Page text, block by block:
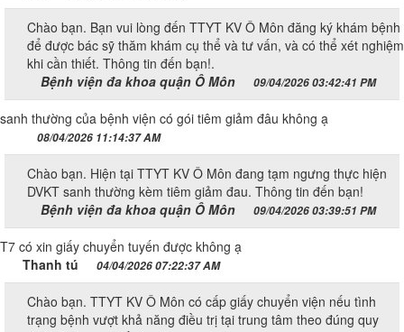
Chào bạn. Bạn vui lòng đến TTYT KV Ô Môn đăng ký khám bệnh
để được bác sỹ thăm khám cụ thể và tư vấn, và có thể xét nghiệm
khi cần thiết. Thông tin đến bạn!.
Bệnh viện đa khoa quận Ô Môn
09/04/2026 03:42:41 PM
sanh thường của bệnh viện có gói tiêm giảm đâu không ạ
08/04/2026 11:14:37 AM
Chào bạn. Hiện tại TTYT KV Ô Môn đang tạm ngưng thực hiện
DVKT sanh thường kèm tiêm giảm đau. Thông tin đến bạn!
Bệnh viện đa khoa quận Ô Môn
09/04/2026 03:39:51 PM
T7 có xin giấy chuyển tuyến được không ạ
Thanh tú 04/04/2026 07:22:37 AM
Chào bạn. TTYT KV Ô Môn có cấp giấy chuyển viện nếu tình
trạng bệnh vượt khả năng điều trị tại trung tâm theo đúng quy